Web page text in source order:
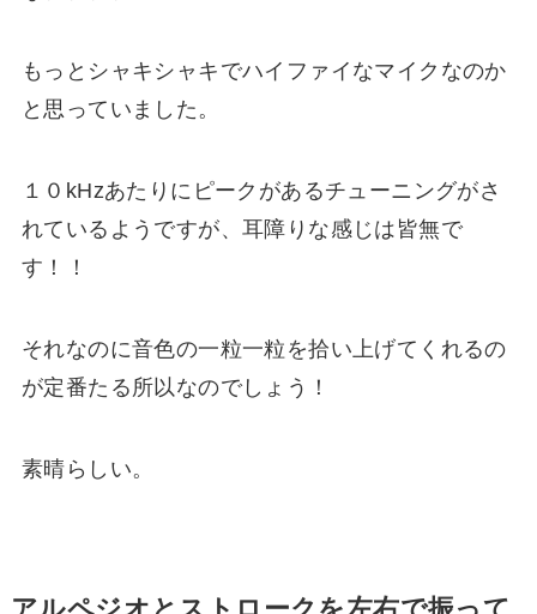
もっとシャキシャキでハイファイなマイクなのか
と思っていました。
１０kHzあたりにピークがあるチューニングがさ
れているようですが、耳障りな感じは皆無で
す！！
それなのに音色の一粒一粒を拾い上げてくれるの
が定番たる所以なのでしょう！
素晴らしい。